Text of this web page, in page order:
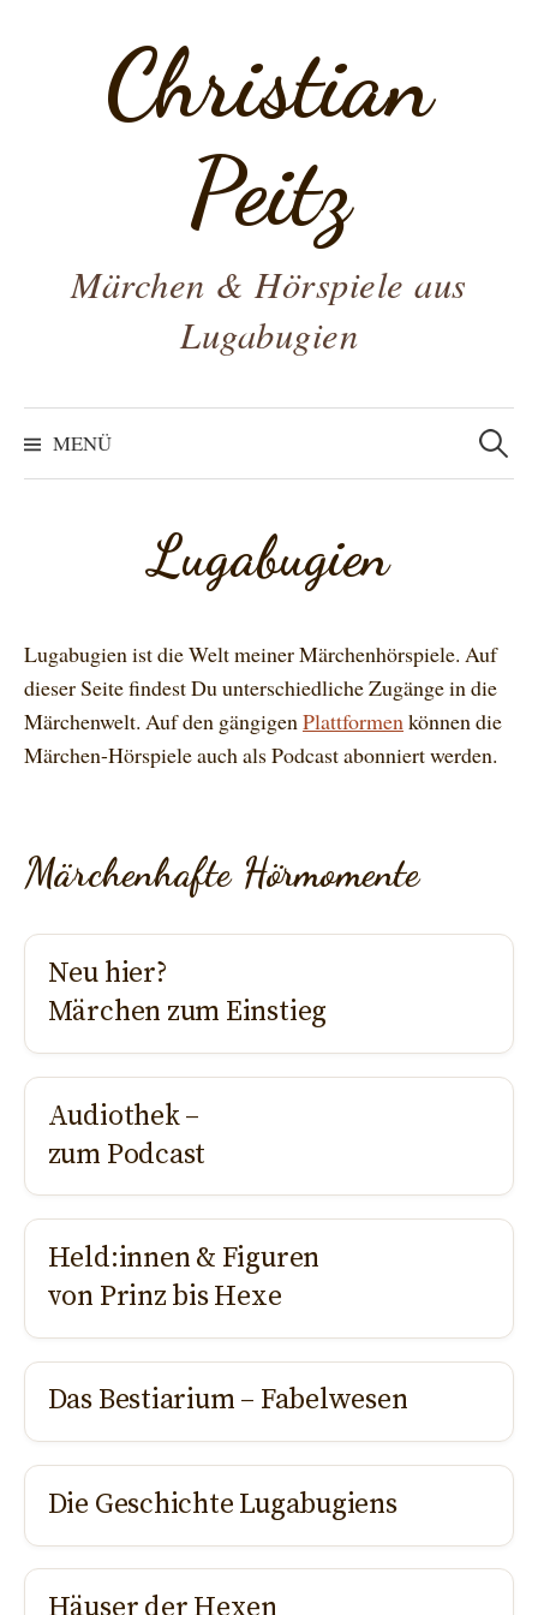
überspringenChristian
Peitz
Märchen & Hörspiele aus
Lugabugien
MENÜ
Suchen
nach:
Lugabugien
Lugabugien ist die Welt meiner Märchenhörspiele. Auf
dieser Seite findest Du unterschiedliche Zugänge in die
Märchenwelt. Auf den gängigenPlattformenkönnen die
Märchen-Hörspiele auch als Podcast abonniert werden.
Märchenhafte Hörmomente
Neu hier?
Märchen zum Einstieg
Audiothek –
zum Podcast
Held:innen & Figuren
von Prinz bis Hexe
Das Bestiarium – Fabelwesen
Die Geschichte Lugabugiens